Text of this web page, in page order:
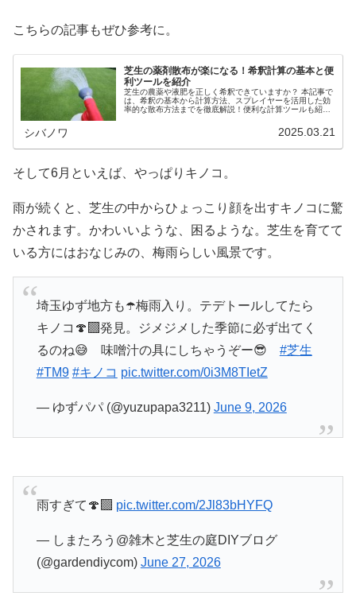
こちらの記事もぜひ参考に。
芝生の薬剤散布が楽になる！希釈計算の基本と便
利ツールを紹介
芝生の農薬や液肥を正しく希釈できていますか？ 本記事で
は、希釈の基本から計算方法、スプレイヤーを活用した効
率的な散布方法までを徹底解説！便利な計算ツールも紹介
シバノワ 2025.03.21
そして6月といえば、やっぱりキノコ。
雨が続くと、芝生の中からひょっこり顔を出すキノコに驚
かされます。かわいいような、困るような。芝生を育てて
いる方にはおなじみの、梅雨らしい風景です。
埼玉ゆず地方も☂️梅雨入り。テデトールしてたら
キノコ🍄‍🟫発見。ジメジメした季節に必ず出てく
るのね😅 味噌汁の具にしちゃうぞー😎 #芝生
#TM9 #キノコ pic.twitter.com/0i3M8TIetZ
— ゆずパパ (@yuzupapa3211) June 9, 2026
雨すぎて🍄‍🟫 pic.twitter.com/2Jl83bHYFQ
— しまたろう@雑木と芝生の庭DIYブログ
(@gardendiycom) June 27, 2026